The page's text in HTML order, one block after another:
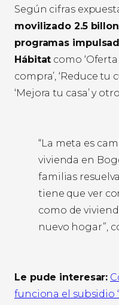
Según cifras
movilizado 2.5
programas
Hábitat como
compra’, ‘Reduce tu
‘Mejora tu casa’ y
“La meta es
vivienda en
familias
tiene que ver
como de
nuevo hogar”,
Le pude interesar:
funciona el subsidio